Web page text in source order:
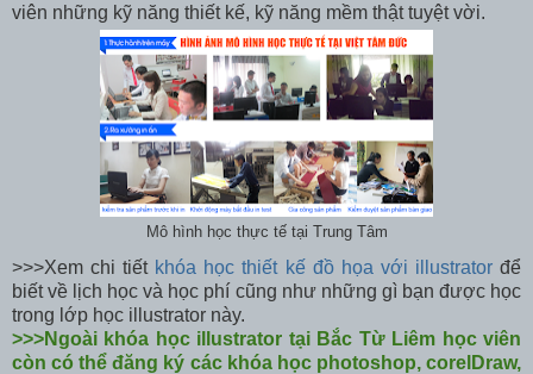
viên những kỹ năng thiết kế, kỹ năng mềm thật tuyệt vời.
Mô hình học thực tế tại Trung Tâm
>>>Xem chi tiết khóa học thiết kế đồ họa với illustratorđể
biết về lịch học và học phí cũng như những gì bạn được học
trong lớp học illustrator này.
>>>Ngoài khóa học illustrator tại Bắc Từ Liêm học viên
còn có thể đăng ký các khóa học photoshop, corelDraw,